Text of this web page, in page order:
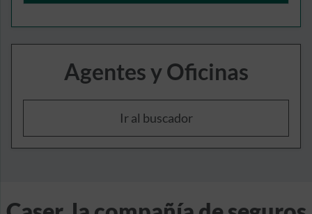
Agentes y Oficinas
Ir al buscador